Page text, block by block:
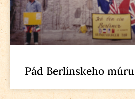
Pád Berlínskeho múru